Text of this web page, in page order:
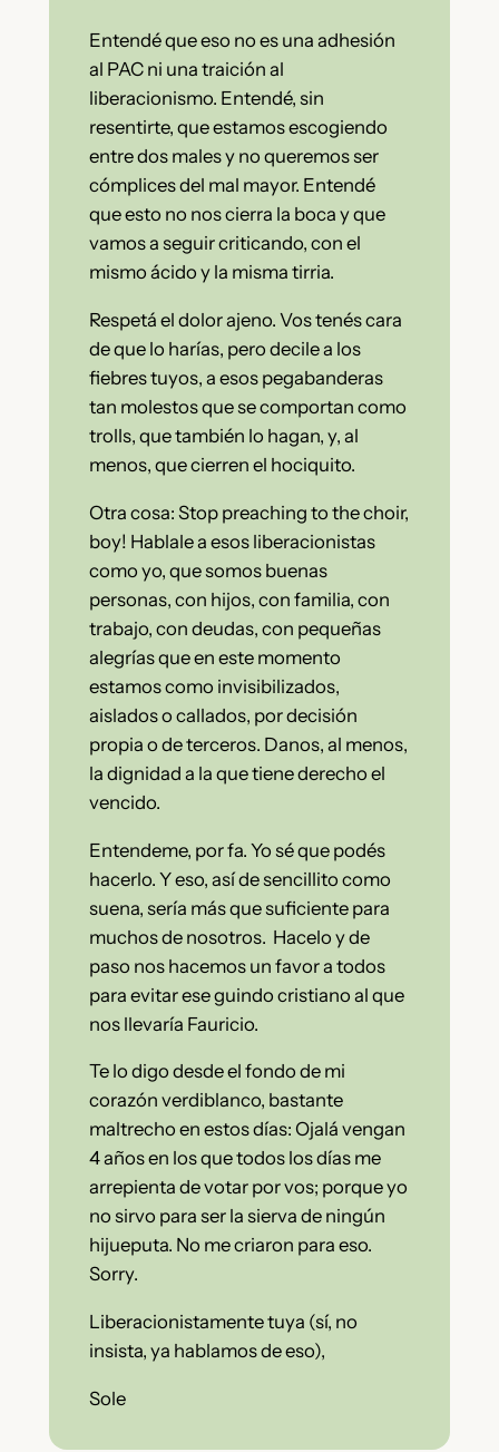
Entendé que eso no es una adhesión
al PAC ni una traición al
liberacionismo. Entendé, sin
resentirte, que estamos escogiendo
entre dos males y no queremos ser
cómplices del mal mayor. Entendé
que esto no nos cierra la boca y que
vamos a seguir criticando, con el
mismo ácido y la misma tirria.
Respetá el dolor ajeno. Vos tenés cara
de que lo harías, pero decile a los
fiebres tuyos, a esos pegabanderas
tan molestos que se comportan como
trolls, que también lo hagan, y, al
menos, que cierren el hociquito.
Otra cosa: Stop preaching to the choir,
boy! Hablale a esos liberacionistas
como yo, que somos buenas
personas, con hijos, con familia, con
trabajo, con deudas, con pequeñas
alegrías que en este momento
estamos como invisibilizados,
aislados o callados, por decisión
propia o de terceros. Danos, al menos,
la dignidad a la que tiene derecho el
vencido.
Entendeme, por fa. Yo sé que podés
hacerlo. Y eso, así de sencillito como
suena, sería más que suficiente para
muchos de nosotros. Hacelo y de
paso nos hacemos un favor a todos
para evitar ese guindo cristiano al que
nos llevaría Fauricio.
Te lo digo desde el fondo de mi
corazón verdiblanco, bastante
maltrecho en estos días: Ojalá vengan
4 años en los que todos los días me
arrepienta de votar por vos; porque yo
no sirvo para ser la sierva de ningún
hijueputa. No me criaron para eso.
Sorry.
Liberacionistamente tuya (sí, no
insista, ya hablamos de eso),
Sole